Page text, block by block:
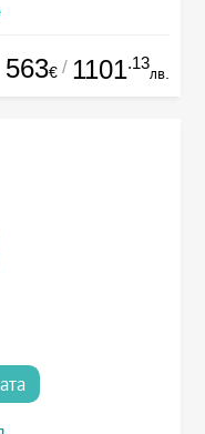
563€ / 1101.13
лв.